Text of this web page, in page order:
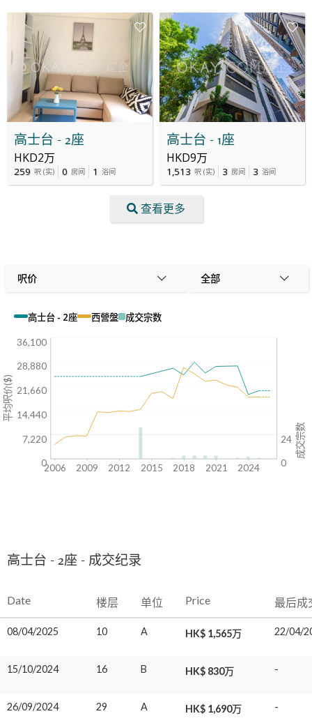
高士台 - 2座
HKD2万
259 呎 (实) 0 房间 1 浴间
高士台 - 1座
HKD9万
1,513 呎 (实) 3 房间 3 浴间
查看更多
呎价 全部
高士台 - 2座 西營盤 成交宗数
24
0
2006 2009 2012 2015 2018 2021 2024
成交宗数
36,100
28,880
21,660
14,440
7,220
0
平均呎价($)
高士台 - 2座 - 成交纪录
Date 楼层 单位 Price 最后成
08/04/2025 10 A HK$ 1,565万 22/04/
15/10/2024 16 B HK$ 830万 -
26/09/2024 29 A HK$ 1,690万 -